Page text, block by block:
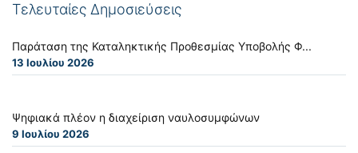
Τελευταίες Δημοσιεύσεις
Παράταση της Καταληκτικής Προθεσμίας Υποβολής Φ...
13 Ιουλίου 2026
Ψηφιακά πλέον η διαχείριση ναυλοσυμφώνων
9 Ιουλίου 2026